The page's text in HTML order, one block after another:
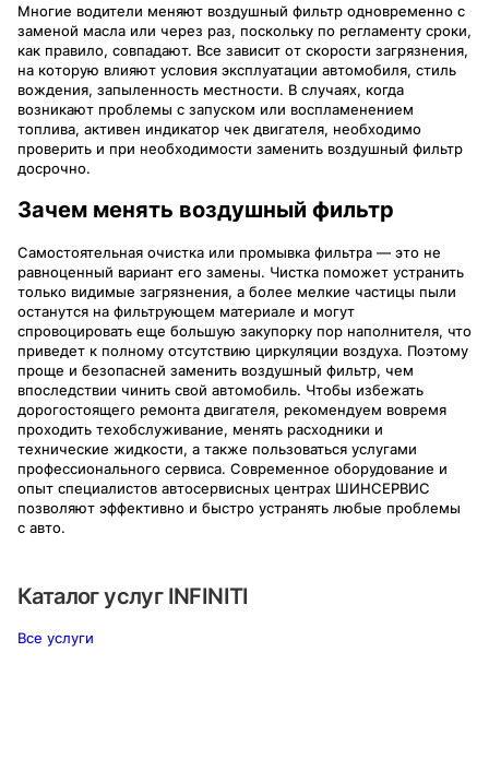
Многие водители меняют воздушный фильтр одновременно с
заменой масла или через раз, поскольку по регламенту сроки,
как правило, совпадают. Все зависит от скорости загрязнения,
на которую влияют условия эксплуатации автомобиля, стиль
вождения, запыленность местности. В случаях, когда
возникают проблемы с запуском или воспламенением
топлива, активен индикатор чек двигателя, необходимо
проверить и при необходимости заменить воздушный фильтр
досрочно.
Зачем менять воздушный фильтр
Самостоятельная очистка или промывка фильтра — это не
равноценный вариант его замены. Чистка поможет устранить
только видимые загрязнения, а более мелкие частицы пыли
останутся на фильтрующем материале и могут
спровоцировать еще большую закупорку пор наполнителя, что
приведет к полному отсутствию циркуляции воздуха. Поэтому
проще и безопасней заменить воздушный фильтр, чем
впоследствии чинить свой автомобиль. Чтобы избежать
дорогостоящего ремонта двигателя, рекомендуем вовремя
проходить техобслуживание, менять расходники и
технические жидкости, а также пользоваться услугами
профессионального сервиса. Современное оборудование и
опыт специалистов автосервисных центрах ШИНСЕРВИС
позволяют эффективно и быстро устранять любые проблемы
с авто.
Каталог услуг INFINITI
Все услуги